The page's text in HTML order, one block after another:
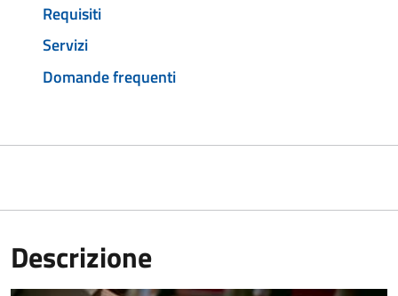
Requisiti
Servizi
Domande frequenti
Descrizione